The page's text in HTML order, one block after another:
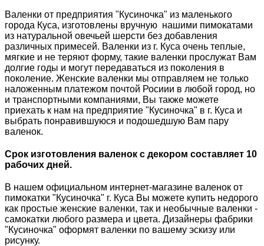
Валенки от предприятия "Кусиночка" из маленького
города Куса, изготовлены вручную нашими пимокатами
из натуральной овечьей шерсти без добавления
различных примесей. Валенки из г. Куса очень теплые,
мягкие и не теряют форму, такие валенки прослужат Вам
долгие годы и могут передаваться из поколения в
поколение. Женские валенки мы отправляем не только
наложенным платежом почтой Росиии в любой город, но
и транспортными компаниями, Вы также можете
приехать к нам на предприятие "Кусиночка" в г. Куса и
выбрать понравившуюся и подошедшую Вам пару
валенок.
Срок изготовления валенок с декором составляет 10
рабочих дней.
В нашем официальном интернет-магазине валенок от
пимокатки "Кусиночка" г. Куса Вы можете купить недорого
как простые женские валенки, так и необычные валенки -
самокатки любого размера и цвета. Дизайнеры фабрики
"Кусиночка" оформят валенки по вашему эскизу или
рисунку.